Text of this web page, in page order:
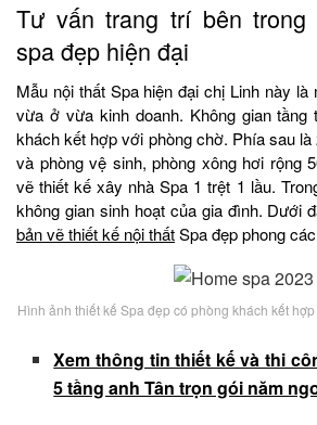
Tư vấn trang trí bên trong
spa đẹp hiện đại
Mẫu nội thất Spa hiện đại chị Linh này
vừa ở vừa kinh doanh. Không gian tầng
khách kết hợp với phòng chờ. Phía sau
và phòng vệ sinh, phòng xông hơi rộng
vẽ thiết kế xây nhà Spa 1 trệt 1 lầu.
không gian sinh hoạt của gia đình. Dưới
bản vẽ thiết kế nội thấtSpa đẹp phong
Hình ảnh thiết kế Spa đẹp có phòng khách kết
Xem thông tin thiết kế và thi
5 tầng anh Tân trọn gói năm